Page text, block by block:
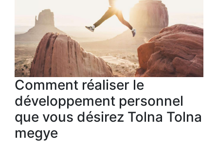
Comment réaliser le
développement personnel
que vous désirez Tolna Tolna
megye